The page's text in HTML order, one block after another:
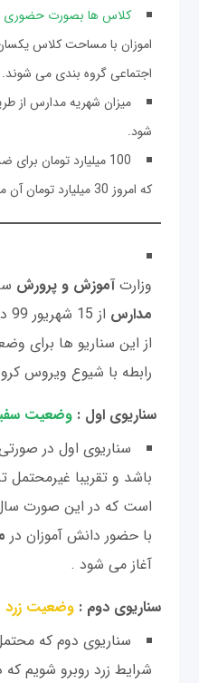
کلاس ها بصورت حضوری
اموزان با مساحت کلاس
اجتماعی گروه بندی می شوند.
میزان شهریه مدارس از
شود.
100 میلیارد تومان
که امروز 30 میلیارد تومان آن محقق شد.
​وزارتآموزش و پرورش
مدارس
از این سناریو ها برای
رابطه با شیوع ویروس
سناریوی اول : وضعیت
سناریوی اول در
باشد و تقریبا
با حضور دانش آموزان در
آغاز می‌ شود .
سناریوی دوم :وضعیت زرد
سناریوی دوم که
شرایط زرد روبرو شویم